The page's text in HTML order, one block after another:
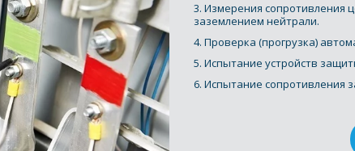
3. Измерения сопротивления
заземлением нейтрали.
4. Проверка (прогрузка)
5. Испытание устройств
6. Испытание сопротивления